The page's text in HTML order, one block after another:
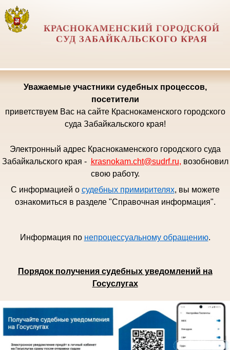
КРАСНОКАМЕНСКИЙ ГОРОДСКОЙ
СУД ЗАБАЙКАЛЬСКОГО КРАЯ
Уважаемые участники судебных процессов,
посетители
приветствуем Вас на сайте Краснокаменского городского
суда Забайкальского края!
Электронный адрес Краснокаменского городского суда
Забайкальского края - krasnokam.cht@sudrf.ru, возобновил
свою работу.
С информацией о судебных примирителях, вы можете
ознакомиться в разделе "Справочная информация".
Информация по непроцессуальному обращению.
Порядок получения судебных уведомлений на
Госуслугах